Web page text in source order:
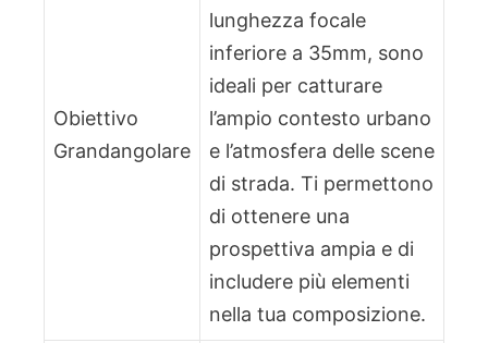
Obiettivo
Grandangolare
lunghezza focale
inferiore a 35mm, sono
ideali per catturare
l’ampio contesto urbano
e l’atmosfera delle scene
di strada. Ti permettono
di ottenere una
prospettiva ampia e di
includere più elementi
nella tua composizione.